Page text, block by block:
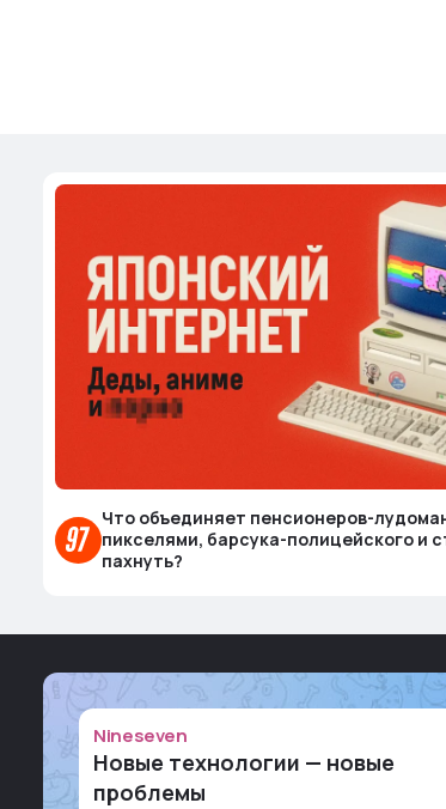
Что объединяет пенсионеров-
пикселями, барсука-полицейского и
пахнуть?
Nineseven
Новые технологии — новые
проблемы